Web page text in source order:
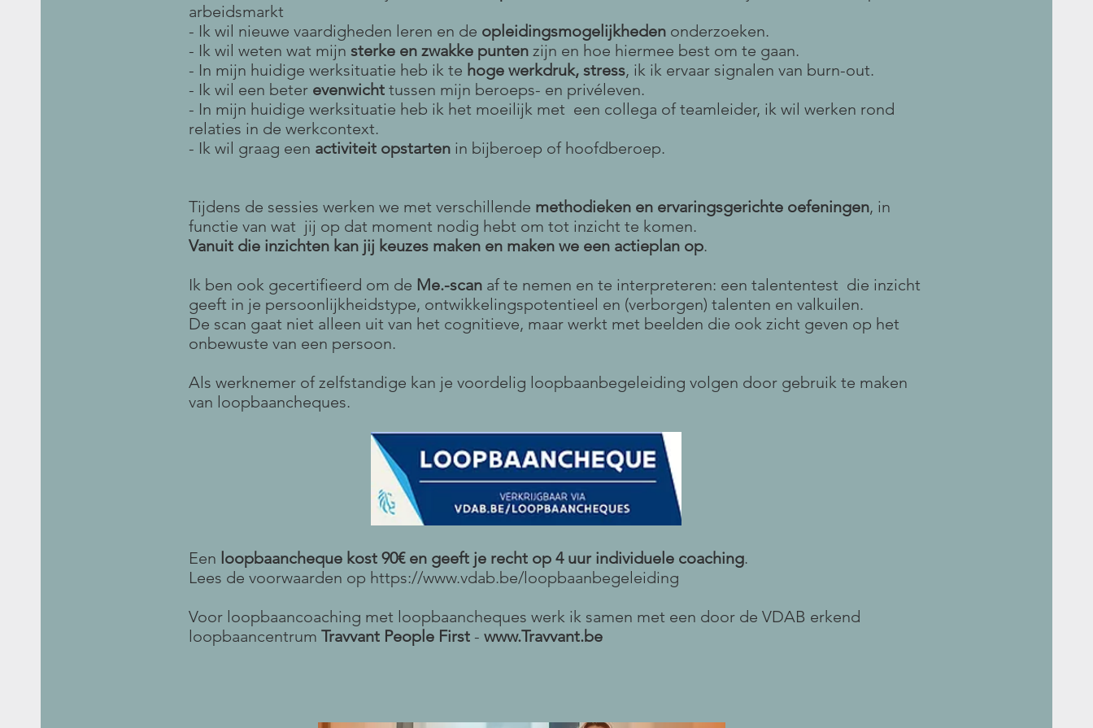
arbeidsmarkt
- Ik wil nieuwe vaardigheden leren en de opleidingsmogelijkheden onderzoeken.
- Ik wil weten wat mijn sterke en zwakke punten zijn en hoe hiermee best om te gaan.
- In mijn huidige werksituatie heb ik te hoge werkdruk, stress, ik ik ervaar signalen van burn-out.
- Ik wil een beter evenwicht tussen mijn beroeps- en privéleven.
- In mijn huidige werksituatie heb ik het moeilijk met een collega of teamleider, ik wil werken rond
relaties in de werkcontext.
- Ik wil graag een activiteit opstarten in bijberoep of hoofdberoep.
Tijdens de sessies werken we met verschillende methodieken en ervaringsgerichte oefeningen, in
functie van wat jij op dat moment nodig hebt om tot inzicht te komen.
Vanuit die inzichten kan jij keuzes maken en maken we een actieplan op.
Ik ben ook gecertifieerd om de Me.-scan af te nemen en te interpreteren: een talententest die inzicht
geeft in je persoonlijkheidstype, ontwikkelingspotentieel en (verborgen) talenten en valkuilen.
De scan gaat niet alleen uit van het cognitieve, maar werkt met beelden die ook zicht geven op het
onbewuste van een persoon.
Als werknemer of zelfstandige kan je voordelig loopbaanbegeleiding volgen door gebruik te maken
van loopbaancheques.
Een loopbaancheque kost 90€ en geeft je recht op 4 uur individuele coaching.
Lees de voorwaarden op https://www.vdab.be/loopbaanbegeleiding
Voor loopbaancoaching met loopbaancheques werk ik samen met een door de VDAB erkend
loopbaancentrum Travvant People First - www.Travvant.be